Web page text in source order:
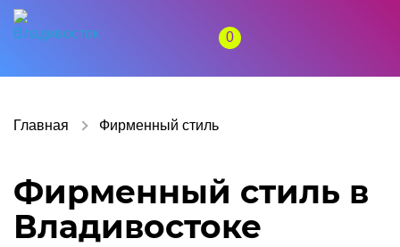
0
Главная Фирменный стиль
Фирменный стиль в
Владивостоке